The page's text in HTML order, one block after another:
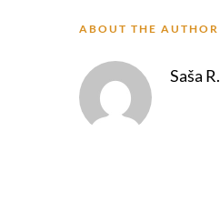
ABOUT THE AUTHOR
Saša R.